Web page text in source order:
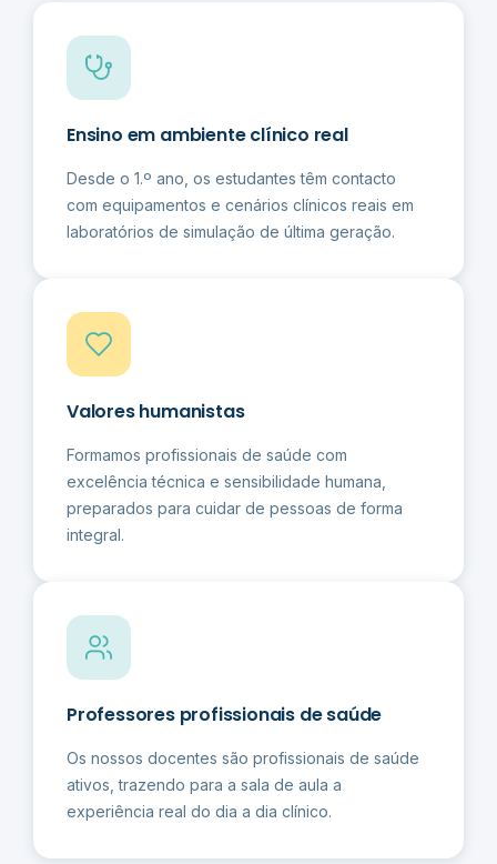
Ensino em ambiente clínico real
Desde o 1.º ano, os estudantes têm contacto
com equipamentos e cenários clínicos reais em
laboratórios de simulação de última geração.
Valores humanistas
Formamos profissionais de saúde com
excelência técnica e sensibilidade humana,
preparados para cuidar de pessoas de forma
integral.
Professores profissionais de saúde
Os nossos docentes são profissionais de saúde
ativos, trazendo para a sala de aula a
experiência real do dia a dia clínico.